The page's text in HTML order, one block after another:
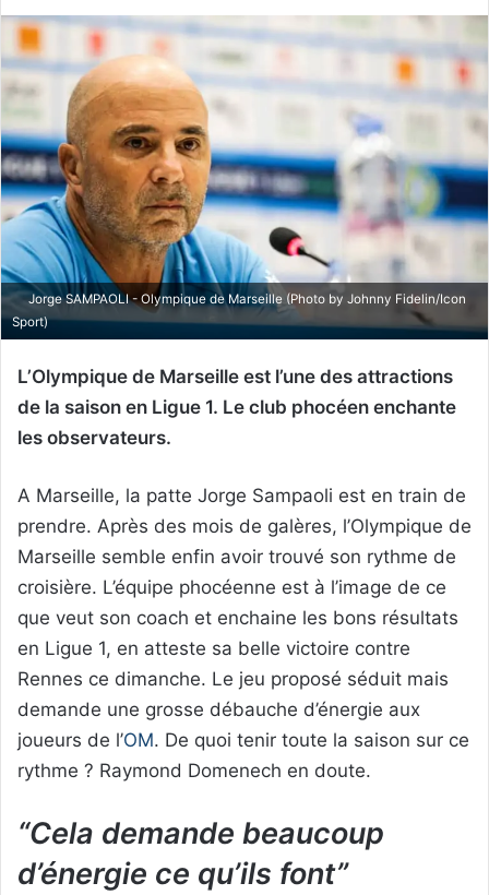
Jorge SAMPAOLI - Olympique de Marseille (Photo by Johnny Fidelin/Icon
Sport)
L’Olympique de Marseille est l’une des attractions
de la saison en Ligue 1. Le club phocéen enchante
les observateurs.
A Marseille, la patte Jorge Sampaoli est en train de
prendre. Après des mois de galères, l’Olympique de
Marseille semble enfin avoir trouvé son rythme de
croisière. L’équipe phocéenne est à l’image de ce
que veut son coach et enchaine les bons résultats
en Ligue 1, en atteste sa belle victoire contre
Rennes ce dimanche. Le jeu proposé séduit mais
demande une grosse débauche d’énergie aux
joueurs de l’OM. De quoi tenir toute la saison sur ce
rythme ? Raymond Domenech en doute.
“Cela demande beaucoup
d’énergie ce qu’ils font”